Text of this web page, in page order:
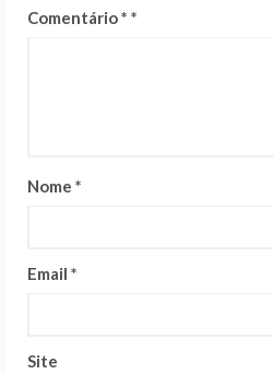
Comentário*
Nome *
Email *
Site